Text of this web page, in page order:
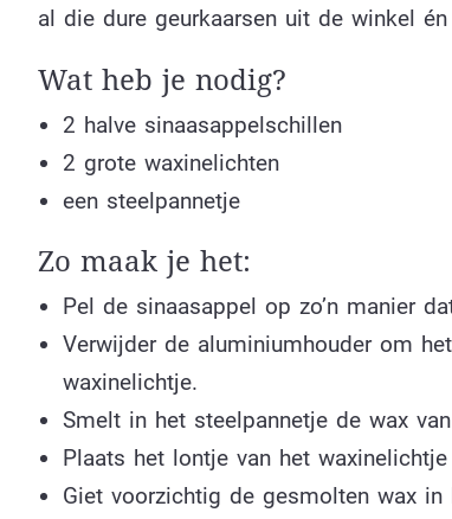
al die dure geurkaarsen uit de winkel
Wat heb je nodig?
2 halve sinaasappelschillen
2 grote waxinelichten
een steelpannetje
Zo maak je het:
Pel de sinaasappel op zo’n manier
Verwijder de aluminiumhouder om
waxinelichtje.
Smelt in het steelpannetje de wax
Plaats het lontje van het
Giet voorzichtig de gesmolten wax